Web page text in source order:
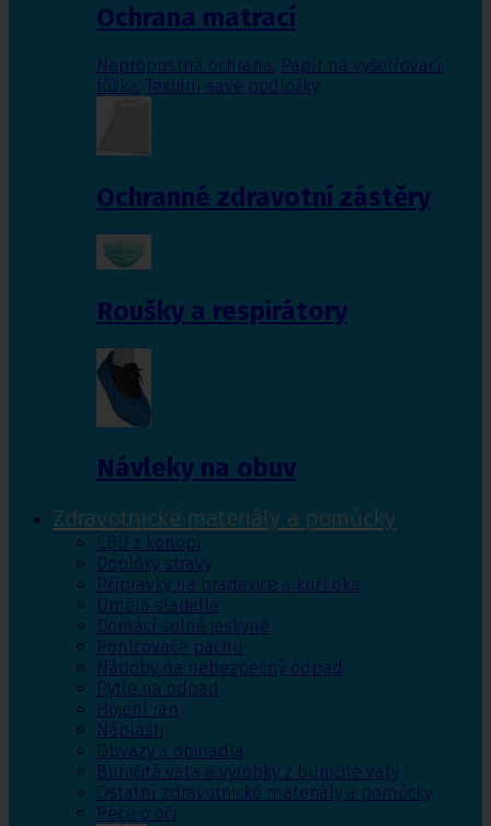
Ochrana matrací
Nepropustná ochrana, Papír na vyšetřovací
lůžka, Textilní savé podložky
Ochranné zdravotní zástěry
Roušky a respirátory
Návleky na obuv
Zdravotnické materiály a pomůcky
CBD z konopí
Doplňky stravy
Přípravky na bradavice a kuří oka
Umělá sladidla
Domácí solné jeskyně
Pohlcovače pachu
Nádoby na nebezpečný odpad
Pytle na odpad
Hojení ran
Náplasti
Obvazy a obinadla
Buničitá vata a výrobky z buničité vaty
Ostatní zdravotnické materiály a pomůcky
Péče o oči